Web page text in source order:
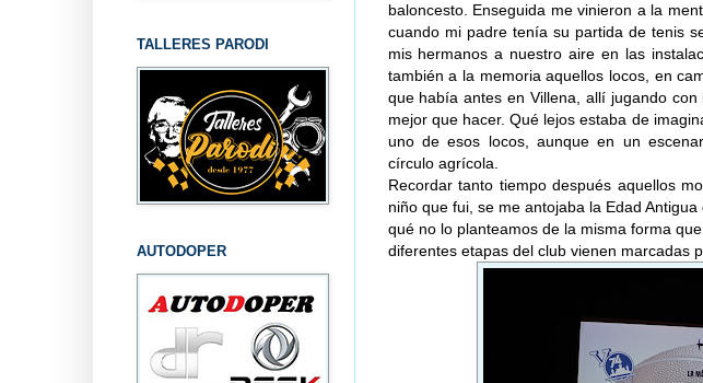
baloncesto. Enseguida me vinieron a la
cuando mi padre tenía su partida de tenis
mis hermanos a nuestro aire en las
también a la memoria aquellos locos, en
que había antes en Villena, allí jugando
mejor que hacer. Qué lejos estaba de
uno de esos locos, aunque en un
círculo agrícola.
Recordar tanto tiempo después aquellos
niño que fui, se me antojaba la Edad
qué no lo planteamos de la misma forma
diferentes etapas del club vienen marcadas
TALLERES PARODI
AUTODOPER